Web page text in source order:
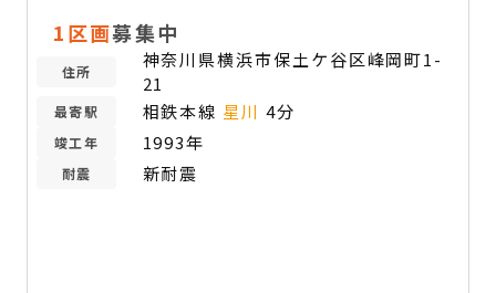
1区画募集中
住所
神奈川県横浜市保土ケ谷区峰岡町1-
21
最寄駅 相鉄本線 星川 4分
竣工年 1993年
耐震 新耐震